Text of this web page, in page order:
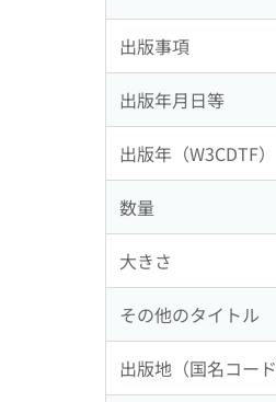
出版事項
出版年月日等
出版年（W3CDTF）
数量
大きさ
その他のタイトル
出版地（国名コード